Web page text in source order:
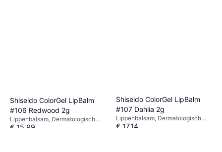
Shiseido ColorGel LipBalm
#106 Redwood 2g
Lippenbalsam, Dermatologisch
getestet, Getönt
€ 15,99
Shiseido ColorGel LipBalm
#107 Dahlia 2g
Lippenbalsam, Dermatologisch
getestet, Getönt
€ 17,14